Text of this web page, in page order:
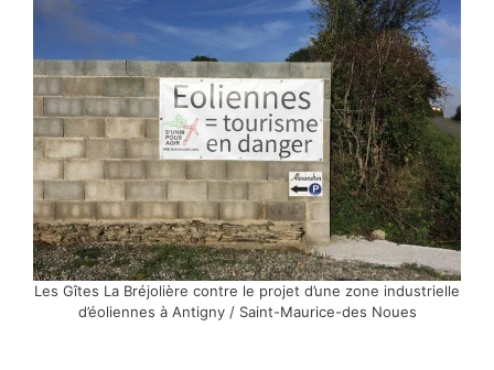
Les Gîtes La Bréjolière contre le projet d’une zone industrielle
d’éoliennes à Antigny / Saint-Maurice-des Noues